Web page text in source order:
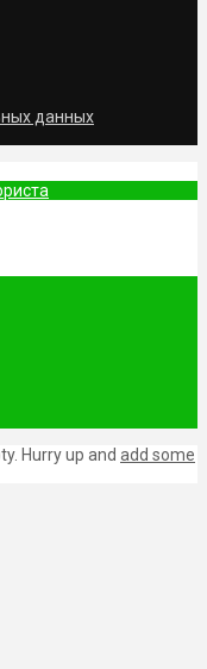
данных
Hurry up and add some